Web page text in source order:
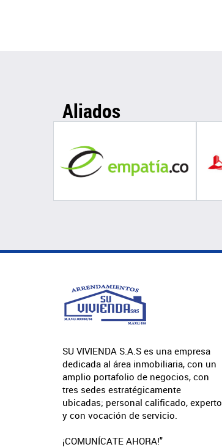
Aliados
SU VIVIENDA S.A.S es una empresa
dedicada al área inmobiliaria, con un
amplio portafolio de negocios, con
tres sedes estratégicamente
ubicadas; personal calificado, experto
y con vocación de servicio.
¡COMUNÍCATE AHORA!"